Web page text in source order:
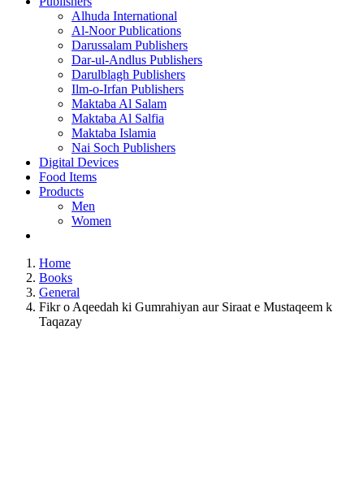
Alhuda International
Al-Noor Publications
Darussalam Publishers
Dar-ul-Andlus Publishers
Darulblagh Publishers
Ilm-o-Irfan Publishers
Maktaba Al Salam
Maktaba Al Salfia
Maktaba Islamia
Nai Soch Publishers
Digital Devices
Food Items
Products
Men
Women
Home
Books
General
Fikr o Aqeedah ki Gumrahiyan aur Siraat e Mustaqeem k
Taqazay